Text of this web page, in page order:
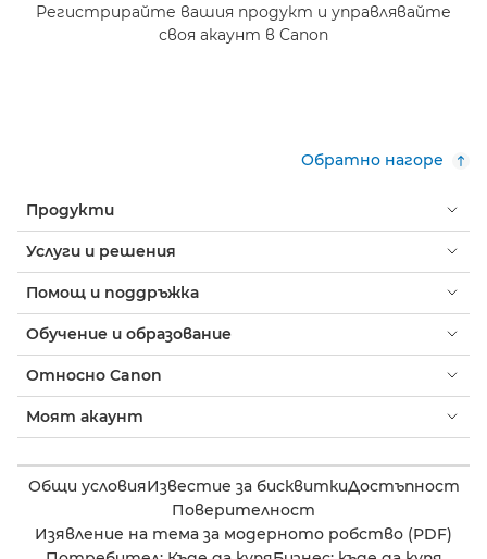
Регистрирайте вашия продукт и управлявайте
своя акаунт в Canon
Обратно нагоре
Продукти
Услуги и решения
Помощ и поддръжка
Обучение и образование
Относно Canon
Моят акаунт
Общи условияИзвестие за бисквиткиДостъпност
Поверителност
Изявление на тема за модерното робство (PDF)